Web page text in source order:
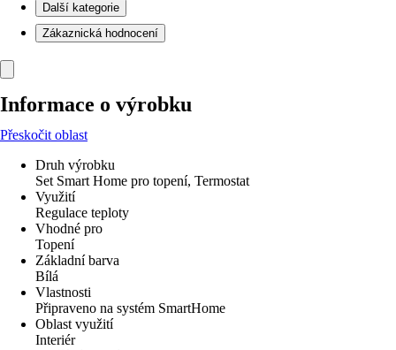
Další kategorie
Zákaznická hodnocení
Informace o výrobku
Přeskočit oblast
Druh výrobku
Set Smart Home pro topení, Termostat
Využití
Regulace teploty
Vhodné pro
Topení
Základní barva
Bílá
Vlastnosti
Připraveno na systém SmartHome
Oblast využití
Interiér